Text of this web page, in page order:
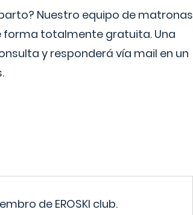
Nuestro equipo de matronas
forma totalmente gratuita. Una
y responderá vía mail en un
de EROSKI club.